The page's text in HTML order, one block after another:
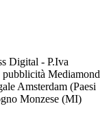
Digital - P.Iva
Mediamond
Amsterdam (Paesi
Monzese (MI)